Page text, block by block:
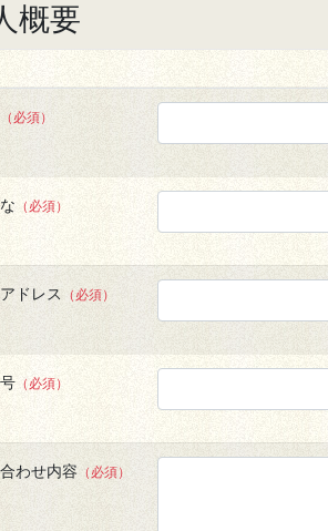
概要
（必須）
（必須）
ドレス （必須）
（必須）
わせ内容 （必須）